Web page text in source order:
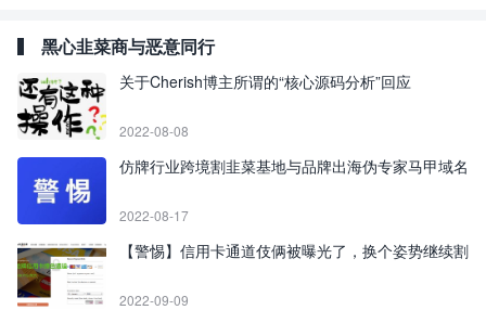
黑心韭菜商与恶意同行
关于Cherish博主所谓的“核心源码分析”回应
2022-08-08
仿牌行业跨境割韭菜基地与品牌出海伪专家马甲域名
2022-08-17
【警惕】信用卡通道伎俩被曝光了，换个姿势继续割
2022-09-09